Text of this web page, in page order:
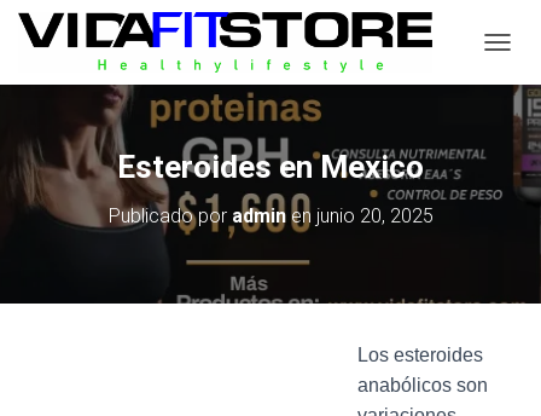
A
R
Esteroides en Mexico
Publicado por adminen junio 20, 2025
Los esteroides
anabólicos son